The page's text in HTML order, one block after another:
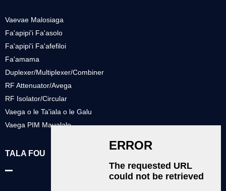
Vaevae Malosiaga
Fa'apipi'i Fa'asolo
Fa'apipi'i Fa'afefiloi
Fa'amama
Duplexer/Multiplexer/Combiner
RF Attenuator/Avega
RF Isolator/Circular
Vaega o le Ta'iala o le Galu
Vaega PIM Maualalo
TALA FOU